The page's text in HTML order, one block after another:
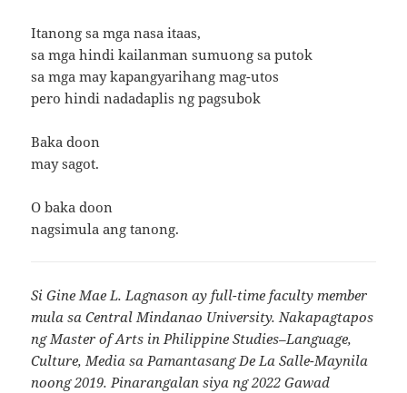
Itanong sa mga nasa itaas,
sa mga hindi kailanman sumuong sa putok
sa mga may kapangyarihang mag-utos
pero hindi nadadaplis ng pagsubok
Baka doon
may sagot.
O baka doon
nagsimula ang tanong.
Si Gine Mae L. Lagnason ay full-time faculty member
mula sa Central Mindanao University. Nakapagtapos
ng Master of Arts in Philippine Studies–Language,
Culture, Media sa Pamantasang De La Salle-Maynila
noong 2019. Pinarangalan siya ng 2022 Gawad